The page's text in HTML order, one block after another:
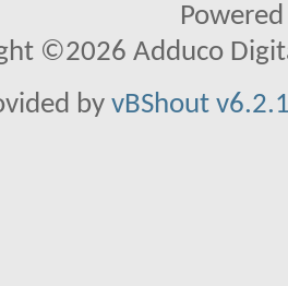
©2026 Adduco
by vBShout